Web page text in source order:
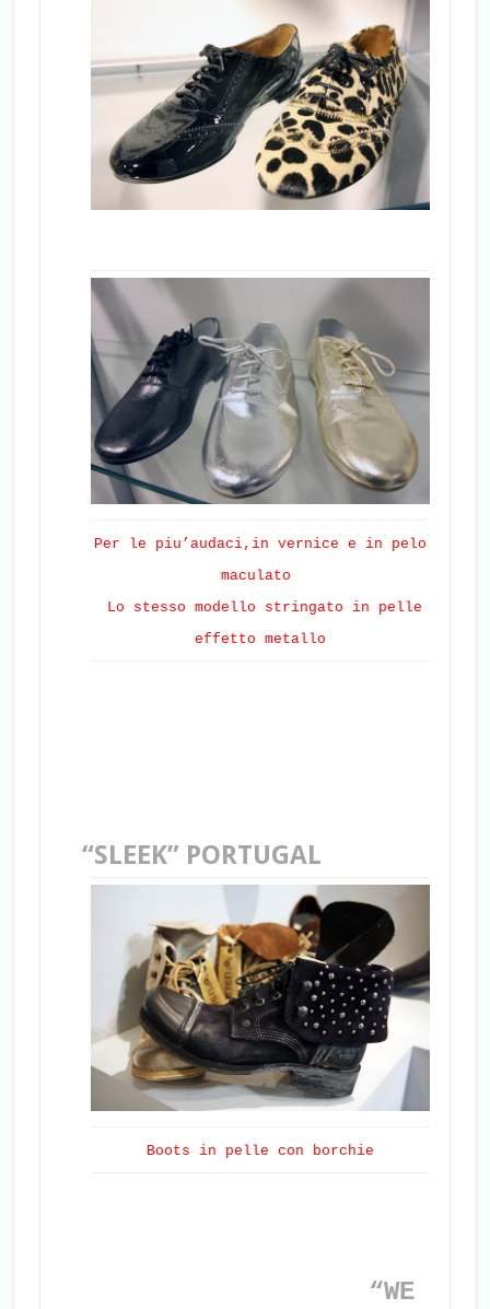
Per le piu’audaci,in vernice e in pelo
maculato
Lo stesso modello stringato in pelle
effetto metallo
“SLEEK” PORTUGAL
Boots in pelle con borchie
“WE